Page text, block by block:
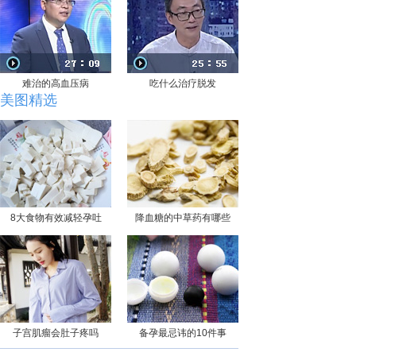
难治的高血压病 吃什么治疗脱发
美图精选
8大食物有效减轻孕吐 降血糖的中草药有哪些
子宫肌瘤会肚子疼吗 备孕最忌讳的10件事